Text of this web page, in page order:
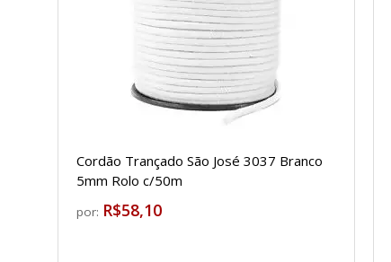
Cordão Trançado São José 3037 Branco
5mm Rolo c/50m
por: R$58,10